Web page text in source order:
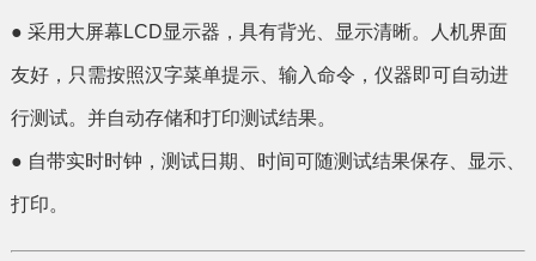
● 采用大屏幕LCD显示器，具有背光、显示清晰。人机界面
友好，只需按照汉字菜单提示、输入命令，仪器即可自动进
行测试。并自动存储和打印测试结果。
● 自带实时时钟，测试日期、时间可随测试结果保存、显示、
打印。